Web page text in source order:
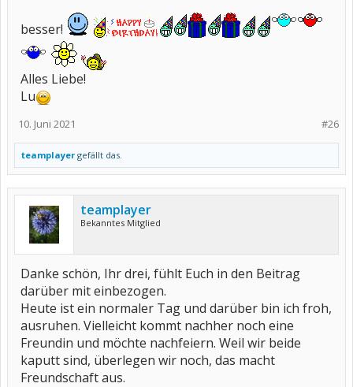
besser!
Alles Liebe!
Lu
#26
10. Juni 2021
teamplayer gefällt das.
teamplayer
Bekanntes Mitglied
Danke schön, Ihr drei, fühlt Euch in den Beitrag
darüber mit einbezogen.
Heute ist ein normaler Tag und darüber bin ich froh,
ausruhen. Vielleicht kommt nachher noch eine
Freundin und möchte nachfeiern. Weil wir beide
kaputt sind, überlegen wir noch, das macht
Freundschaft aus.